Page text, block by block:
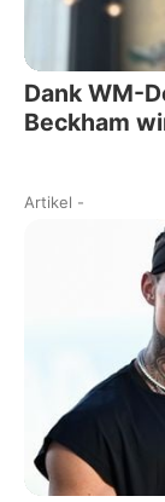
Dank WM-
Beckham
Artikel -